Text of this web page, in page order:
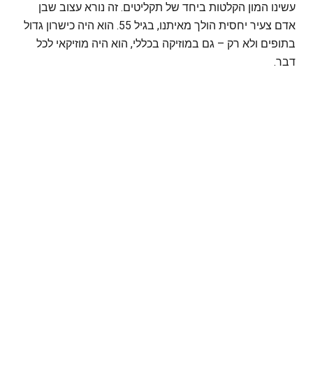
עשינו המון הקלטות ביחד של תקליטים. זה נורא עצוב שבן
אדם צעיר יחסית הולך מאיתנו, בגיל 55. הוא היה כישרון גדול
בתופים ולא רק – גם במוזיקה בכללי, הוא היה מוזיקאי לכל
דבר.